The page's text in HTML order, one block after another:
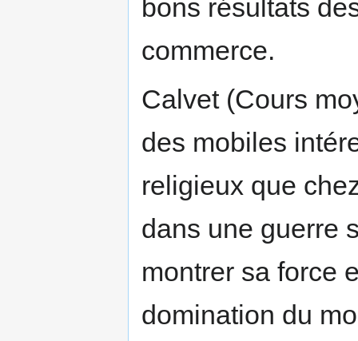
bons résultats
commerce.
Calvet (Cours
des mobiles
religieux que
dans une guerre
montrer sa force
domination du